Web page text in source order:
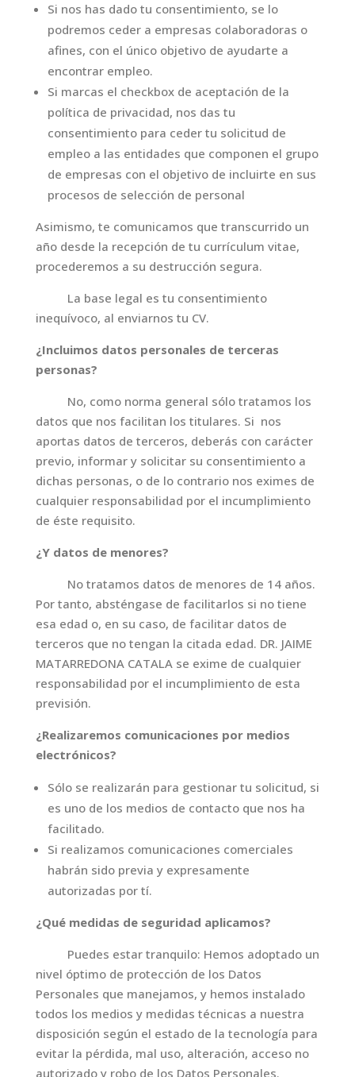
Si nos has dado tu consentimiento, se lo
podremos ceder a empresas colaboradoras o
afines, con el único objetivo de ayudarte a
encontrar empleo.
Si marcas el checkbox de aceptación de la
política de privacidad, nos das tu
consentimiento para ceder tu solicitud de
empleo a las entidades que componen el grupo
de empresas con el objetivo de incluirte en sus
procesos de selección de personal
Asimismo, te comunicamos que transcurrido un
año desde la recepción de tu currículum vitae,
procederemos a su destrucción segura.
La base legal es tu consentimiento
inequívoco, al enviarnos tu CV.
¿Incluimos datos personales de terceras
personas?
No, como norma general sólo tratamos los
datos que nos facilitan los titulares. Si nos
aportas datos de terceros, deberás con carácter
previo, informar y solicitar su consentimiento a
dichas personas, o de lo contrario nos eximes de
cualquier responsabilidad por el incumplimiento
de éste requisito.
¿Y datos de menores?
No tratamos datos de menores de 14 años.
Por tanto, absténgase de facilitarlos si no tiene
esa edad o, en su caso, de facilitar datos de
terceros que no tengan la citada edad. DR. JAIME
MATARREDONA CATALA se exime de cualquier
responsabilidad por el incumplimiento de esta
previsión.
¿Realizaremos comunicaciones por medios
electrónicos?
Sólo se realizarán para gestionar tu solicitud, si
es uno de los medios de contacto que nos ha
facilitado.
Si realizamos comunicaciones comerciales
habrán sido previa y expresamente
autorizadas por tí.
¿Qué medidas de seguridad aplicamos?
Puedes estar tranquilo: Hemos adoptado un
nivel óptimo de protección de los Datos
Personales que manejamos, y hemos instalado
todos los medios y medidas técnicas a nuestra
disposición según el estado de la tecnología para
evitar la pérdida, mal uso, alteración, acceso no
autorizado y robo de los Datos Personales.